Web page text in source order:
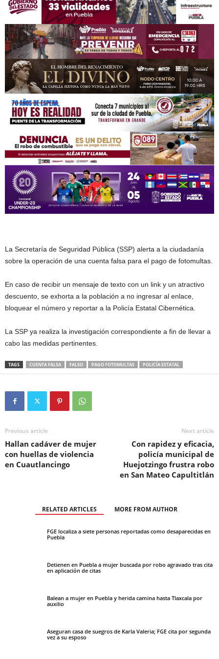
La Secretaría de Seguridad Pública (SSP) alerta a la ciudadanía
sobre la operación de una cuenta falsa para el pago de fotomultas.
En caso de recibir un mensaje de texto con un link y un atractivo
descuento, se exhorta a la población a no ingresar al enlace,
bloquear el número y reportar a la Policía Estatal Cibernética.
La SSP ya realiza la investigación correspondiente a fin de llevar a
cabo las medidas pertinentes.
TAGS CUENTA FALSA FALSO PAGO FOTOMULTAS POLICÍA ESTATAL
Previous article
Hallan cadáver de mujer
con huellas de violencia
en Cuautlancingo
Next article
Con rapidez y eficacia,
policía municipal de
Huejotzingo frustra robo
en San Mateo Capultitlán
RELATED ARTICLES MORE FROM AUTHOR
FGE localiza a siete personas reportadas como desaparecidas en
Puebla
Detienen en Puebla a mujer buscada por robo agravado tras cita
en aplicación de citas
Balean a mujer en Puebla y herida camina hasta Tlaxcala por
auxilio
Aseguran casa de suegros de Karla Valeria; FGE cita por segunda
vez a su esposo